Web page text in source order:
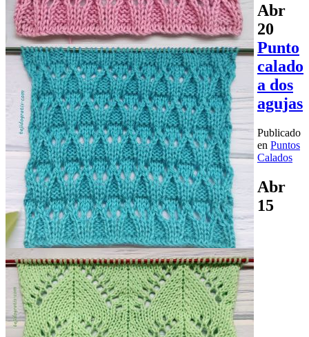
Abr
20
Punto
calado
a dos
agujas
Publicado
en Puntos
Calados
Abr
15